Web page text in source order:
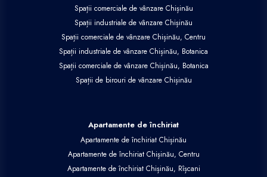
Spații comerciale de vânzare Chișinău
Spații industriale de vânzare Chișinău
Spații comerciale de vânzare Chișinău, Centru
Spații industriale de vânzare Chișinău, Botanica
Spații comerciale de vânzare Chișinău, Botanica
Spații de birouri de vânzare Chișinău
Apartamente de închiriat
Apartamente de închiriat Chișinău
Apartamente de închiriat Chișinău, Centru
Apartamente de închiriat Chișinău, Rîșcani